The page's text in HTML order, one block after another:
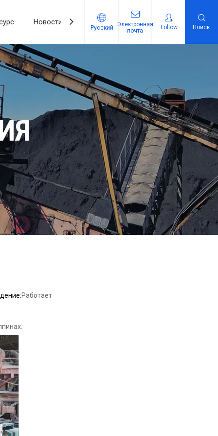
Новости Связаться с нами
Pусский
Электронная
почта
Follow Поиск
Работает